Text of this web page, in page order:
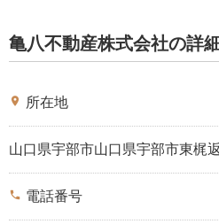
亀八不動産株式会社の詳
place 所在地
山口県宇部市山口県宇部市東梶
phone 電話番号